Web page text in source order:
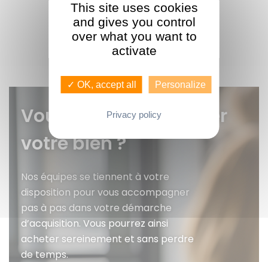
Vous voulez faire gérer
votre bien ?
Nos équipes se tiennent à votre
disposition pour vous accompagner
pas à pas dans votre démarche
d’acquisition. Vous pourrez ainsi
acheter sereinement et sans perdre
de temps.
This site uses cookies
and gives you control
over what you want to
activate
✓ OK, accept all Personalize
Privacy policy